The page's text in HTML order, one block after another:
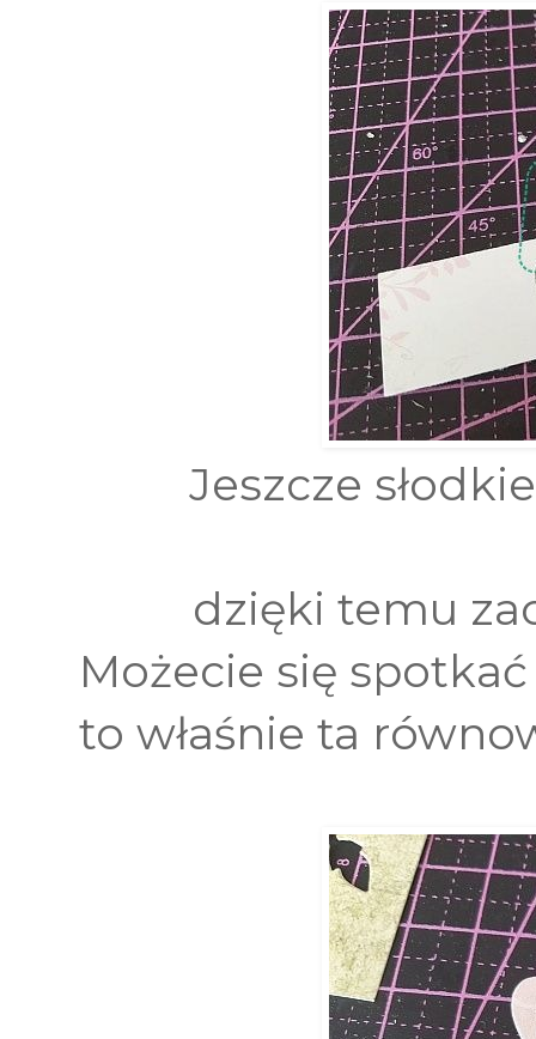
Jeszcze
dzięki temu
Możecie się
to właśnie ta